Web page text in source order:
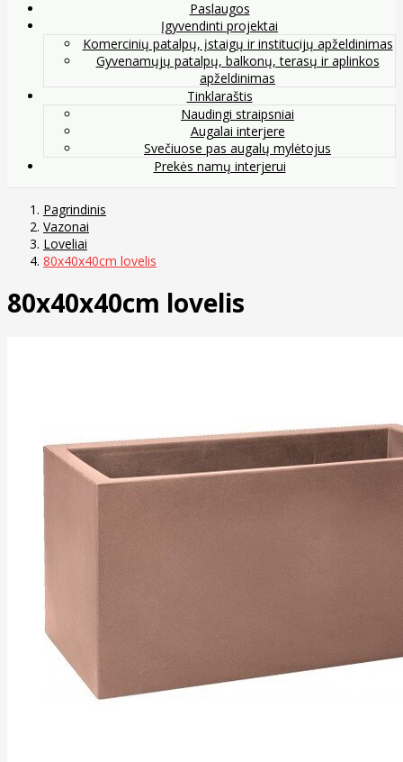
Paslaugos
Įgyvendinti projektai
Komercinių patalpų, įstaigų ir institucijų apželdinimas
Gyvenamųjų patalpų, balkonų, terasų ir aplinkos
apželdinimas
Tinklaraštis
Naudingi straipsniai
Augalai interjere
Svečiuose pas augalų mylėtojus
Prekės namų interjerui
Pagrindinis
Vazonai
Loveliai
80x40x40cm lovelis
80x40x40cm lovelis